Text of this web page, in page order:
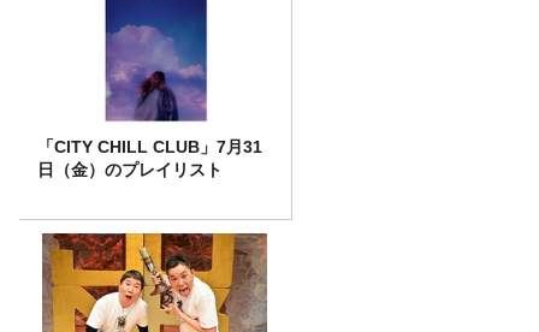
「CITY CHILL CLUB」7月31
日（金）のプレイリスト